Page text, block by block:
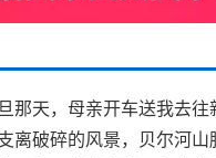
那天，母亲开车送我去
离破碎的风景，贝尔河